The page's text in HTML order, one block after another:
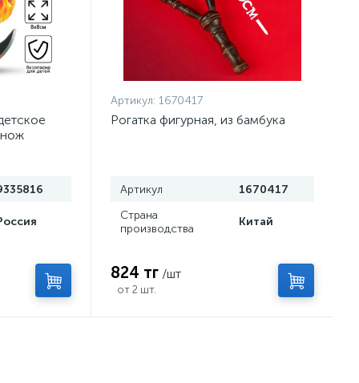
Артикул: 1670417
Рогатка фигурная, из бамбука
Артикул
1670417
Страна
производства
Китай
824 тг /шт
от 2 шт.